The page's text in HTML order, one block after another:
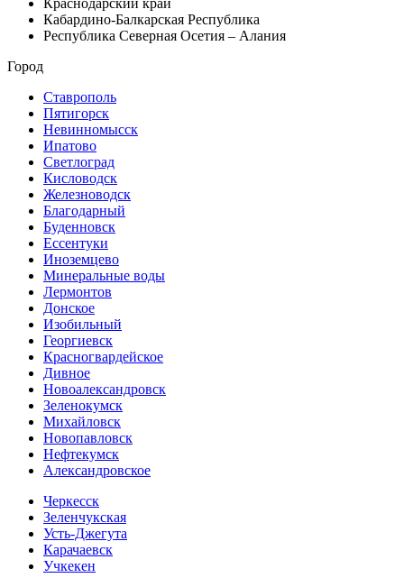
Кабардино-Балкарская Республика
Республика Северная Осетия – Алания
Город
Ставрополь
Пятигорск
Невинномысск
Ипатово
Светлоград
Кисловодск
Железноводск
Благодарный
Буденновск
Ессентуки
Иноземцево
Минеральные воды
Лермонтов
Донское
Изобильный
Георгиевск
Красногвардейское
Дивное
Новоалександровск
Зеленокумск
Михайловск
Новопавловск
Нефтекумск
Александровское
Черкесск
Зеленчукская
Усть-Джегута
Карачаевск
Учкекен